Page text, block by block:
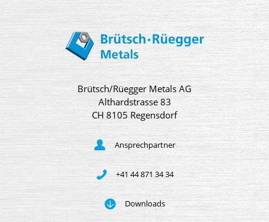
Brütsch/Rüegger Metals AG
Althardstrasse 83
CH 8105 Regensdorf
Ansprechpartner
+41 44 871 34 34
Downloads